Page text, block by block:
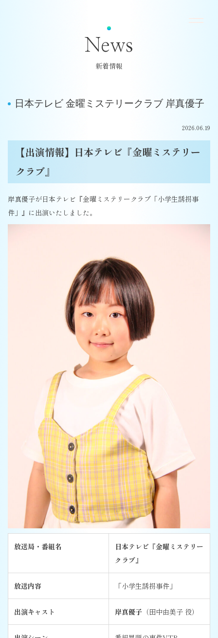
News
新着情報
日本テレビ 金曜ミステリークラブ 岸真優子
2026.06.19
【出演情報】日本テレビ『金曜ミステリー
クラブ』
岸真優子が日本テレビ『金曜ミステリークラブ「小学生誘拐事
件」』に出演いたしました。
放送局・番組名
日本テレビ『金曜ミステリー
クラブ』
放送内容 「小学生誘拐事件」
出演キャスト 岸真優子 （田中由美子 役）